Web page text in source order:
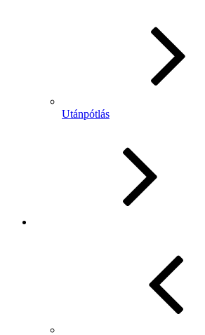
Utánpótlás